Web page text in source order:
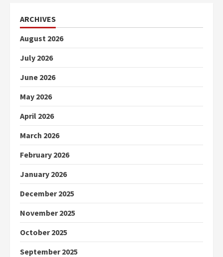
ARCHIVES
August 2026
July 2026
June 2026
May 2026
April 2026
March 2026
February 2026
January 2026
December 2025
November 2025
October 2025
September 2025